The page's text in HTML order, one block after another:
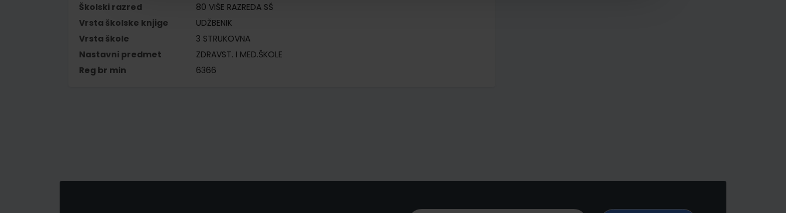
Školski razred
80 VIŠE RAZREDA SŠ
Vrsta školske knjige
UDŽBENIK
Vrsta škole
3 STRUKOVNA
Nastavni predmet
ZDRAVST. I MED.ŠKOLE
Reg br min
6366